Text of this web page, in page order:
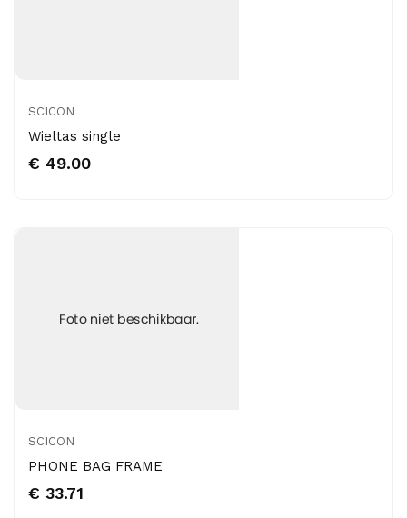
SCICON
Wieltas single
€ 49.00
SCICON
PHONE BAG FRAME
€ 33.71